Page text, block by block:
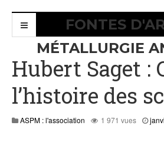
FONTES
MÉTALLURGIE
Hubert Saget :
l’histoire des
ASPM : l'association 1 971 vues